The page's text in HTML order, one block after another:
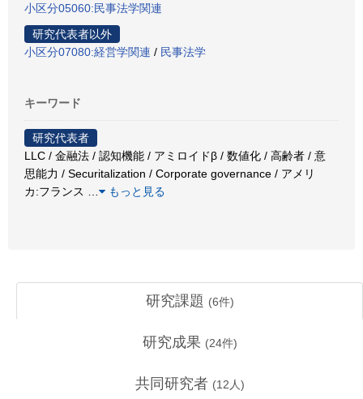
小区分05060:民事法学関連
研究代表者以外
小区分07080:経営学関連 / 民事法学
キーワード
研究代表者
LLC / 金融法 / 認知機能 / アミロイドβ / 数値化 / 高齢者 / 意
思能力 / Securitalization / Corporate governance / アメリ
カ:フランス
もっと見る
研究課題 (6件)
研究成果 (24件)
共同研究者 (12 人)